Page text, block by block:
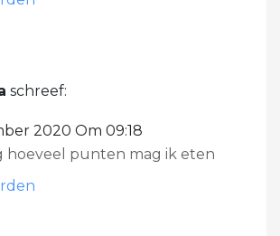
schreef:
2020 Om 09:18
hoeveel punten mag ik eten